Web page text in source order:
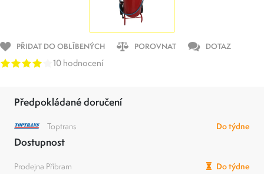
PŘIDAT DO OBLÍBENÝCH POROVNAT DOTAZ
10 hodnocení
Předpokládané doručení
Toptrans Do týdne
Dostupnost
Prodejna Příbram
Do týdne